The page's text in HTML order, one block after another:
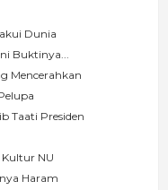
Dunia
Buktinya...
Mencerahkan
Taati Presiden
Kultur NU
Haram